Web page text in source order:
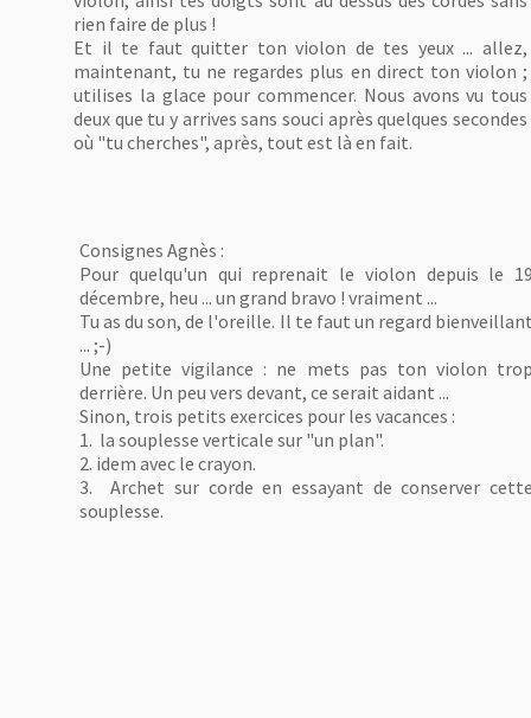
rien faire de plus !
Et il te faut quitter ton violon de tes yeux ... allez,
maintenant, tu ne regardes plus en direct ton violon ;
utilises la glace pour commencer. Nous avons vu tous
deux que tu y arrives sans souci après quelques secondes
où "tu cherches", après, tout est là en fait.
Consignes Agnès :
Pour quelqu'un qui reprenait le violon depuis le
décembre, heu ... un grand bravo ! vraiment ...
Tu as du son, de l'oreille. Il te faut un regard
... ;-)
Une petite vigilance : ne mets pas ton violon
derrière. Un peu vers devant, ce serait aidant ...
Sinon, trois petits exercices pour les vacances :
1. la souplesse verticale sur "un plan".
2. idem avec le crayon.
3. Archet sur corde en essayant de conserver
souplesse.